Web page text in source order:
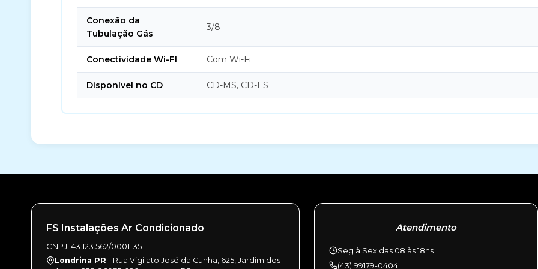
Conexão da
Tubulação Gás
3/8
Conectividade Wi-FI Com Wi-Fi
Disponível no CD CD-MS, CD-ES
FS Instalações Ar Condicionado
CNPJ: 43.123.562/0001-35
Londrina PR - Rua Vigilato José da Cunha, 625, Jardim dos
Atendimento
Seg à Sex das 08 às 18hs
(43) 99179-0404